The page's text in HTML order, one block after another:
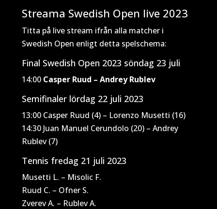
Streama Swedish Open live 2023
Titta på live stream ifrån alla matcher i
Swedish Open enligt detta spelschema:
Final Swedish Open 2023 söndag 23 juli
14:00 Casper Ruud – Andrey Rublev
Semifinaler lördag 22 juli 2023
13:00 Casper Ruud (4) – Lorenzo Musetti (16)
14:30 Juan Manuel Cerundolo (20) – Andrey
Rublev (7)
Tennis fredag 21 juli 2023
Musetti L. – Misolic F.
Ruud C. – Ofner S.
Zverev A. – Rublev A.